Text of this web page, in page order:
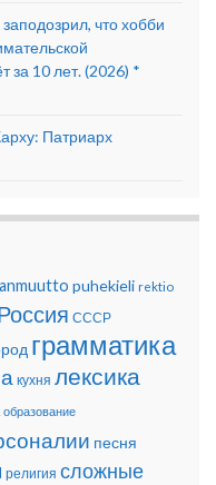
что хобби
за 10 лет. (2026) *
Патриарх
puhekieli rektio
СССР
грамматика
кухня лексика
образование
песня
религия сложные